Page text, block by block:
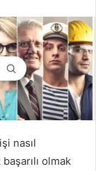
nasıl
olmak